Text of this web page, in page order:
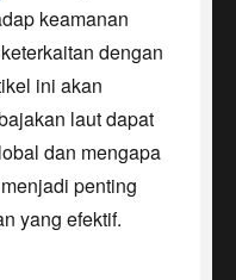
keamanan
dengan
ini akan
laut dapat
dan mengapa
penting
yang efektif.